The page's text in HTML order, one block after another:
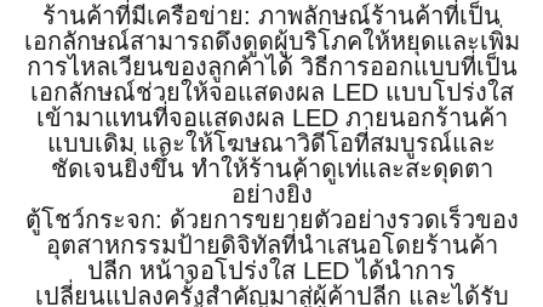
ร้านค้าที่มีเครือข่าย: ภาพลักษณ์ร้านค้าที่เป็น
เอกลักษณ์สามารถดึงดูดผู้บริโภคให้หยุดและเพิ่ม
การไหลเวียนของลูกค้าได้ วิธีการออกแบบที่เป็น
เอกลักษณ์ช่วยให้จอแสดงผล LED แบบโปร่งใส
เข้ามาแทนที่จอแสดงผล LED ภายนอกร้านค้า
แบบเดิม และให้โฆษณาวิดีโอที่สมบูรณ์และ
ชัดเจนยิ่งขึ้น ทำให้ร้านค้าดูเท่และสะดุดตา
อย่างยิ่ง
ตู้โชว์กระจก: ด้วยการขยายตัวอย่างรวดเร็วของ
อุตสาหกรรมป้ายดิจิทัลที่นำเสนอโดยร้านค้า
ปลีก หน้าจอโปร่งใส LED ได้นำการ
เปลี่ยนแปลงครั้งสำคัญมาสู่ผู้ค้าปลีก และได้รับ